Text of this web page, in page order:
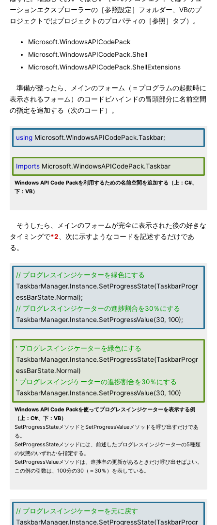
ーションエクスプローラーの［参照設定］フォルダー、VBのプ
ロジェクトではプロジェクトのプロパティの［参照］タブ）。
Microsoft.WindowsAPICodePack
Microsoft.WindowsAPICodePack.Shell
Microsoft.WindowsAPICodePack.ShellExtensions
準備が整ったら、メインのフォーム（＝プログラムの起動時に
表示されるフォーム）のコードビハインドの冒頭部分に名前空間
の指定を追加する（次のコード）。
using Microsoft.WindowsAPICodePack.Taskbar;
Imports Microsoft.WindowsAPICodePack.Taskbar
Windows API Code Packを利用するための名前空間を追加する（上：C#、
下：VB）
そうしたら、メインのフォームが完全に表示された後の好きな
タイミングで*2 、次に示すようなコードを記述するだけであ
る。
// プログレスインジケーターを緑色にする
TaskbarManager.Instance.SetProgressState(TaskbarProgr
essBarState.Normal);
// プログレスインジケーターの進捗割合を30％にする
TaskbarManager.Instance.SetProgressValue(30, 100);
' プログレスインジケーターを緑色にする
TaskbarManager.Instance.SetProgressState(TaskbarProgr
essBarState.Normal)
' プログレスインジケーターの進捗割合を30％にする
TaskbarManager.Instance.SetProgressValue(30, 100)
Windows API Code Packを使ってプログレスインジケーターを表示する例
（上：C#、下：VB）
SetProgressStateメソッドとSetProgressValueメソッドを呼び出すだけであ
る。
SetProgressStateメソッドには、前述したプログレスインジケーターの5種類
の状態のいずれかを指定する。
SetProgressValueメソッドは、進捗率の更新があるときだけ呼び出せばよい。
この例の引数は、100分の30（＝30％）を表している。
// プログレスインジケーターを元に戻す
TaskbarManager.Instance.SetProgressState(TaskbarProgr